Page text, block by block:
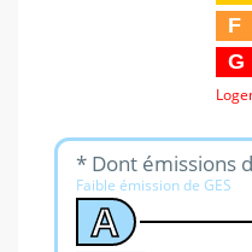
F
G
* Dont émissions
Faible émission de GES
A